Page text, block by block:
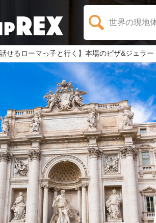
世界の現地
せるローマっ子と行く】本場のピザ&ジェラ